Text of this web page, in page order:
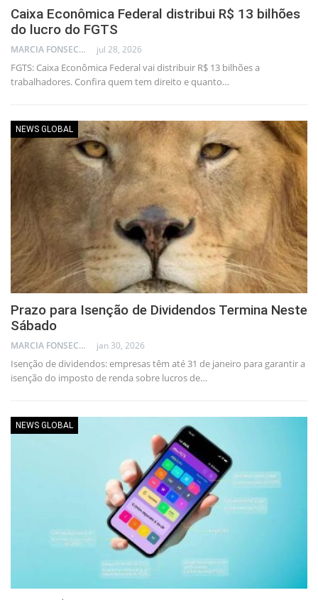
Caixa Econômica Federal distribui R$ 13 bilhões
do lucro do FGTS
MARCIA FONSECA - FINANCIAL CONSULTANT jul 28, 2026
FGTS: Caixa Econômica Federal vai distribuir R$ 13 bilhões a
trabalhadores. Confira quem tem direito e quanto…
NEWS GLOBAL
Prazo para Isenção de Dividendos Termina Neste
Sábado
MARCIA FONSECA - FINANCIAL CONSULTANT jan 30, 2026
Isenção de dividendos: empresas têm até 31 de janeiro para garantir a
isenção do imposto de renda sobre lucros de…
NEWS GLOBAL